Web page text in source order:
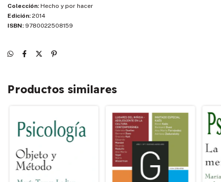
Colección: Hecho y por hacer
Edición: 2014
ISBN: 9780022508159
Productos similares